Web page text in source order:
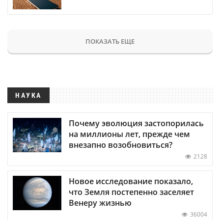
ПОКАЗАТЬ ЕЩЕ
НАУКА
Почему эволюция застопорилась
на миллионы лет, прежде чем
внезапно возобновиться?
2128
Новое исследование показало,
что Земля постепенно заселяет
Венеру жизнью
36004